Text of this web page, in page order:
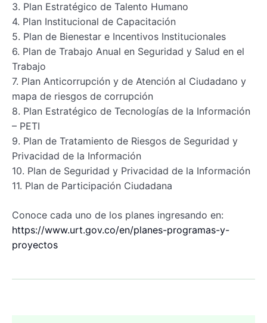
3. Plan Estratégico de Talento Humano
4. Plan Institucional de Capacitación
5. Plan de Bienestar e Incentivos Institucionales
6. Plan de Trabajo Anual en Seguridad y Salud en el
Trabajo
7. Plan Anticorrupción y de Atención al Ciudadano y
mapa de riesgos de corrupción
8. Plan Estratégico de Tecnologías de la Información
– PETI
9. Plan de Tratamiento de Riesgos de Seguridad y
Privacidad de la Información
10. Plan de Seguridad y Privacidad de la Información
11. Plan de Participación Ciudadana
Conoce cada uno de los planes ingresando en:
https://www.urt.gov.co/en/planes-programas-y-
proyectos